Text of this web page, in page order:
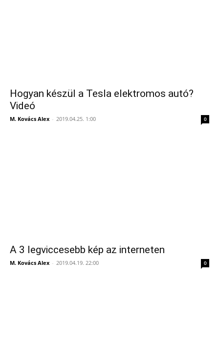
Hogyan készül a Tesla elektromos autó?
Videó
M. Kovács Alex - 2019.04.25. 1:00 0
A 3 legviccesebb kép az interneten
M. Kovács Alex - 2019.04.19. 22:00 0